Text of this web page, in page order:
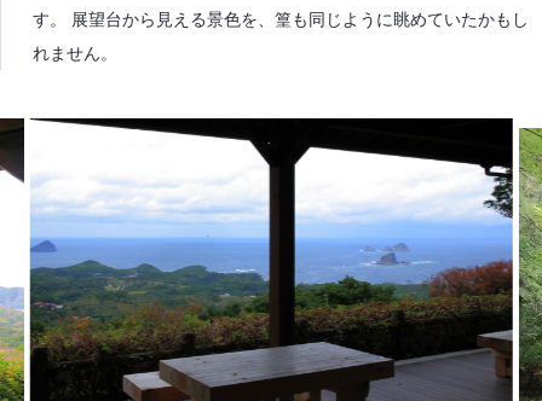
す。 展望台から見える景色を、篁も同じように眺めていたかもし
れません。